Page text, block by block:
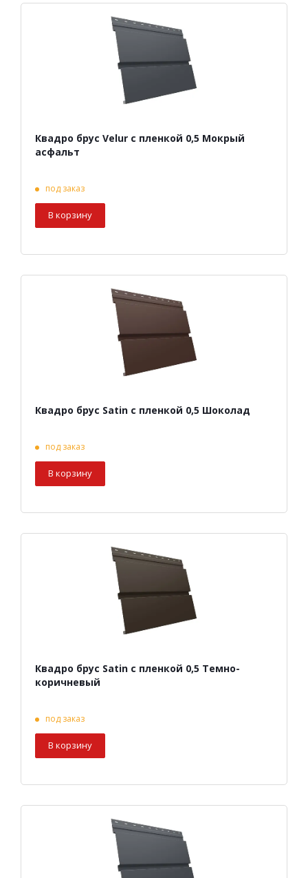
Квадро брус Velur с пленкой 0,5 Мокрый
асфальт
под заказ
В корзину
Квадро брус Satin с пленкой 0,5 Шоколад
под заказ
В корзину
Квадро брус Satin с пленкой 0,5 Темно-
коричневый
под заказ
В корзину